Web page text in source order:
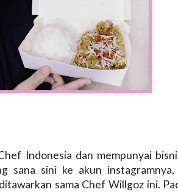
Indonesia dan mempunyai
sana sini ke akun
sama Chef Willgoz ini.